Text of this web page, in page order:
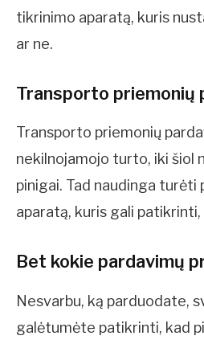
tikrinimo aparatą, kuris
ar ne.
Transporto priemonių
Transporto priemonių
nekilnojamojo turto, iki šiol
pinigai. Tad naudinga turėti
aparatą, kuris gali
Bet kokie pardavimų
Nesvarbu, ką parduodate,
galėtumėte patikrinti, kad